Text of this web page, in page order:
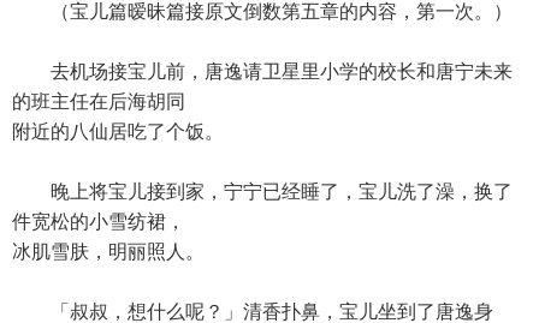
（宝儿篇暧昧篇接原文倒数第五章的内容，第一次。）
去机场接宝儿前，唐逸请卫星里小学的校长和唐宁未来
的班主任在后海胡同
附近的八仙居吃了个饭。
晚上将宝儿接到家，宁宁已经睡了，宝儿洗了澡，换了
件宽松的小雪纺裙，
冰肌雪肤，明丽照人。
「叔叔，想什么呢？」清香扑鼻，宝儿坐到了唐逸身